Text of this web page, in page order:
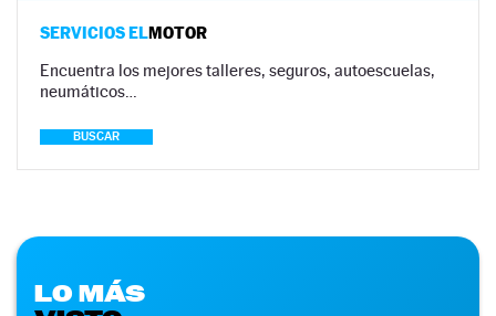
SERVICIOS ELMOTOR
Encuentra los mejores talleres, seguros, autoescuelas,
neumáticos…
BUSCAR
LO MÁS